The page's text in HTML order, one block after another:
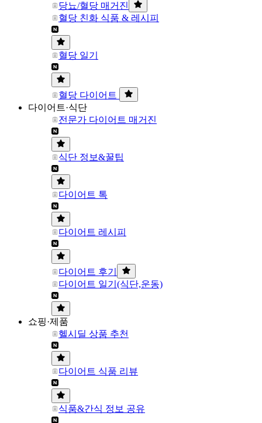
당뇨/혈당 매거진
혈당 친화 식품 & 레시피
혈당 일기
혈당 다이어트
다이어트·식단
전문가 다이어트 매거진
식단 정보&꿀팁
다이어트 톡
다이어트 레시피
다이어트 후기
다이어트 일기(식단,운동)
쇼핑·제품
헬시딜 상품 추천
다이어트 식품 리뷰
식품&간식 정보 공유